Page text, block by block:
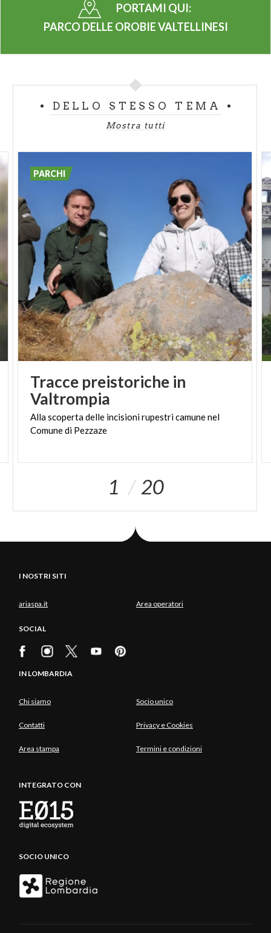
popolazioni di tetraonidi e rapaci.
Numerosi segni ancora oggi visibili, rivelano
PORTAMI QUI:
PARCO DELLE OROBIE VALTELLINESI
DELLO STESSO TEMA
Mostra tutti
Tracce preistoriche in
Valtrompia
Allascopertadelle incisionirupestricamunenel
Comunedi Pezzaze
PARCHI
1 20
I NOSTRI SITI
ariaspa.it Area operatori
SOCIAL
IN LOMBARDIA
Chi siamo Socio unico
Contatti Privacy e Cookies
Area stampa Termini e condizioni
INTEGRATO CON
SOCIO UNICO